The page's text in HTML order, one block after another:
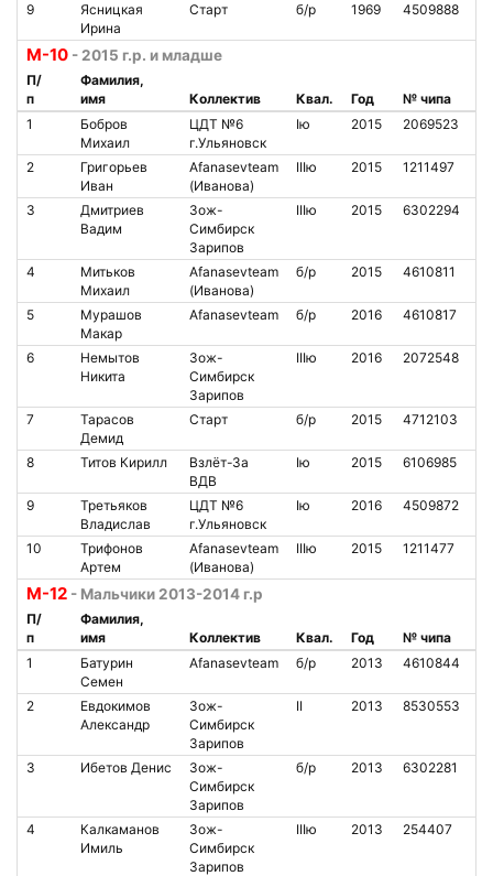
9
Ясницкая
Ирина
Старт б/р 1969 4509888
М-10 - 2015 г.р. и младше
П/
п
Фамилия,
имя
Коллектив Квал. Год № чипа
1
Бобров
Михаил
ЦДТ №6
г.Ульяновск
Iю 2015 2069523
2
Григорьев
Иван
Afanasevteam
(Иванова)
IIIю 2015 1211497
3
Дмитриев
Вадим
Зож-
Симбирск
Зарипов
IIIю 2015 6302294
4
Митьков
Михаил
Afanasevteam
(Иванова)
б/р 2015 4610811
5
Мурашов
Макар
Afanasevteam б/р 2016 4610817
6
Немытов
Никита
Зож-
Симбирск
Зарипов
IIIю 2016 2072548
7
Тарасов
Демид
Старт б/р 2015 4712103
8 Титов Кирилл
Взлёт-За
ВДВ
Iю 2015 6106985
9
Третьяков
Владислав
ЦДТ №6
г.Ульяновск
Iю 2016 4509872
10
Трифонов
Артем
Afanasevteam
(Иванова)
IIIю 2015 1211477
М-12 - Мальчики 2013-2014 г.р
П/
п
Фамилия,
имя
Коллектив Квал. Год № чипа
1
Батурин
Семен
Afanasevteam б/р 2013 4610844
2
Евдокимов
Александр
Зож-
Симбирск
Зарипов
II 2013 8530553
3 Ибетов Денис
Зож-
Симбирск
Зарипов
б/р 2013 6302281
4
Калкаманов
Имиль
Зож-
Симбирск
Зарипов
IIIю 2013 254407